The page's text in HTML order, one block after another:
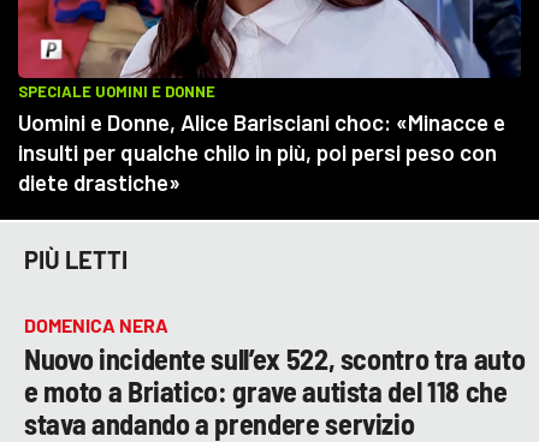
PIÙ LETTI
DOMENICA NERA
Nuovo incidente sull’ex 522, scontro tra auto
e moto a Briatico: grave autista del 118 che
stava andando a prendere servizio